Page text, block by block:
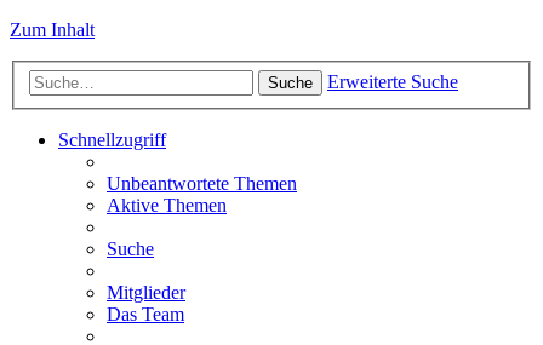
Zum Inhalt
Suche Erweiterte Suche
Schnellzugriff
Unbeantwortete Themen
Aktive Themen
Suche
Mitglieder
Das Team